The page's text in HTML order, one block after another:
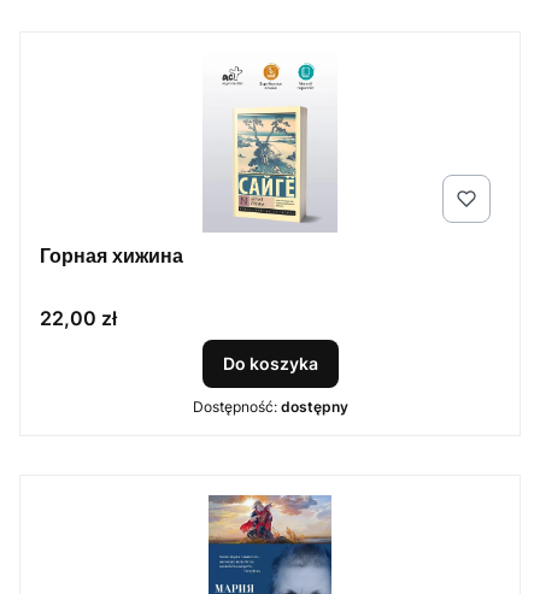
Горная хижина
Cena
22,00 zł
Do koszyka
Dostępność: dostępny